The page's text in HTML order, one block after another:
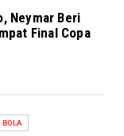
Neymar Beri
Final Copa
BOLA